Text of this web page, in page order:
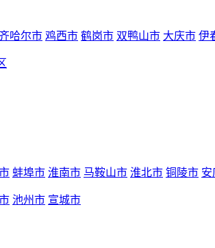
哈尔市 鸡西市 鹤岗市 双鸭山市 大庆市 伊
蚌埠市 淮南市 马鞍山市 淮北市 铜陵市 安
池州市 宣城市